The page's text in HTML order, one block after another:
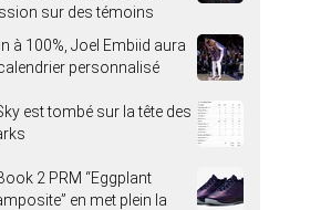
sur des témoins
à 100%, Joel Embiid aura
personnalisé
Sky est tombé sur la tête des
Book 2 PRM “Eggplant
en met plein la